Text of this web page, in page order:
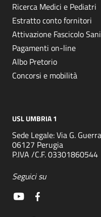
Ricerca Medici e Pediatri
Estratto conto fornitori
Attivazione Fascicolo
Pagamenti on-line
Albo Pretorio
Concorsi e mobilità
USL UMBRIA 1
Sede Legale: Via G.
06127 Perugia
P.IVA /C.F. 03301860544
Seguici su